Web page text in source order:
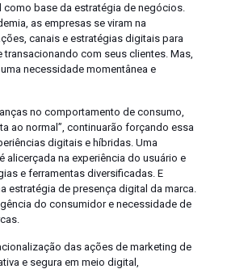
base da estratégia de negócios.
as empresas se viram na
canais e estratégias digitais para
transacionando com seus clientes. Mas,
necessidade momentânea e
no comportamento de consumo,
ao normal”, continuarão forçando essa
digitais e híbridas. Uma
alicerçada na experiência do usuário e
e ferramentas diversificadas. E
estratégia de presença digital da marca.
do consumidor e necessidade de
das ações de marketing de
e segura em meio digital,